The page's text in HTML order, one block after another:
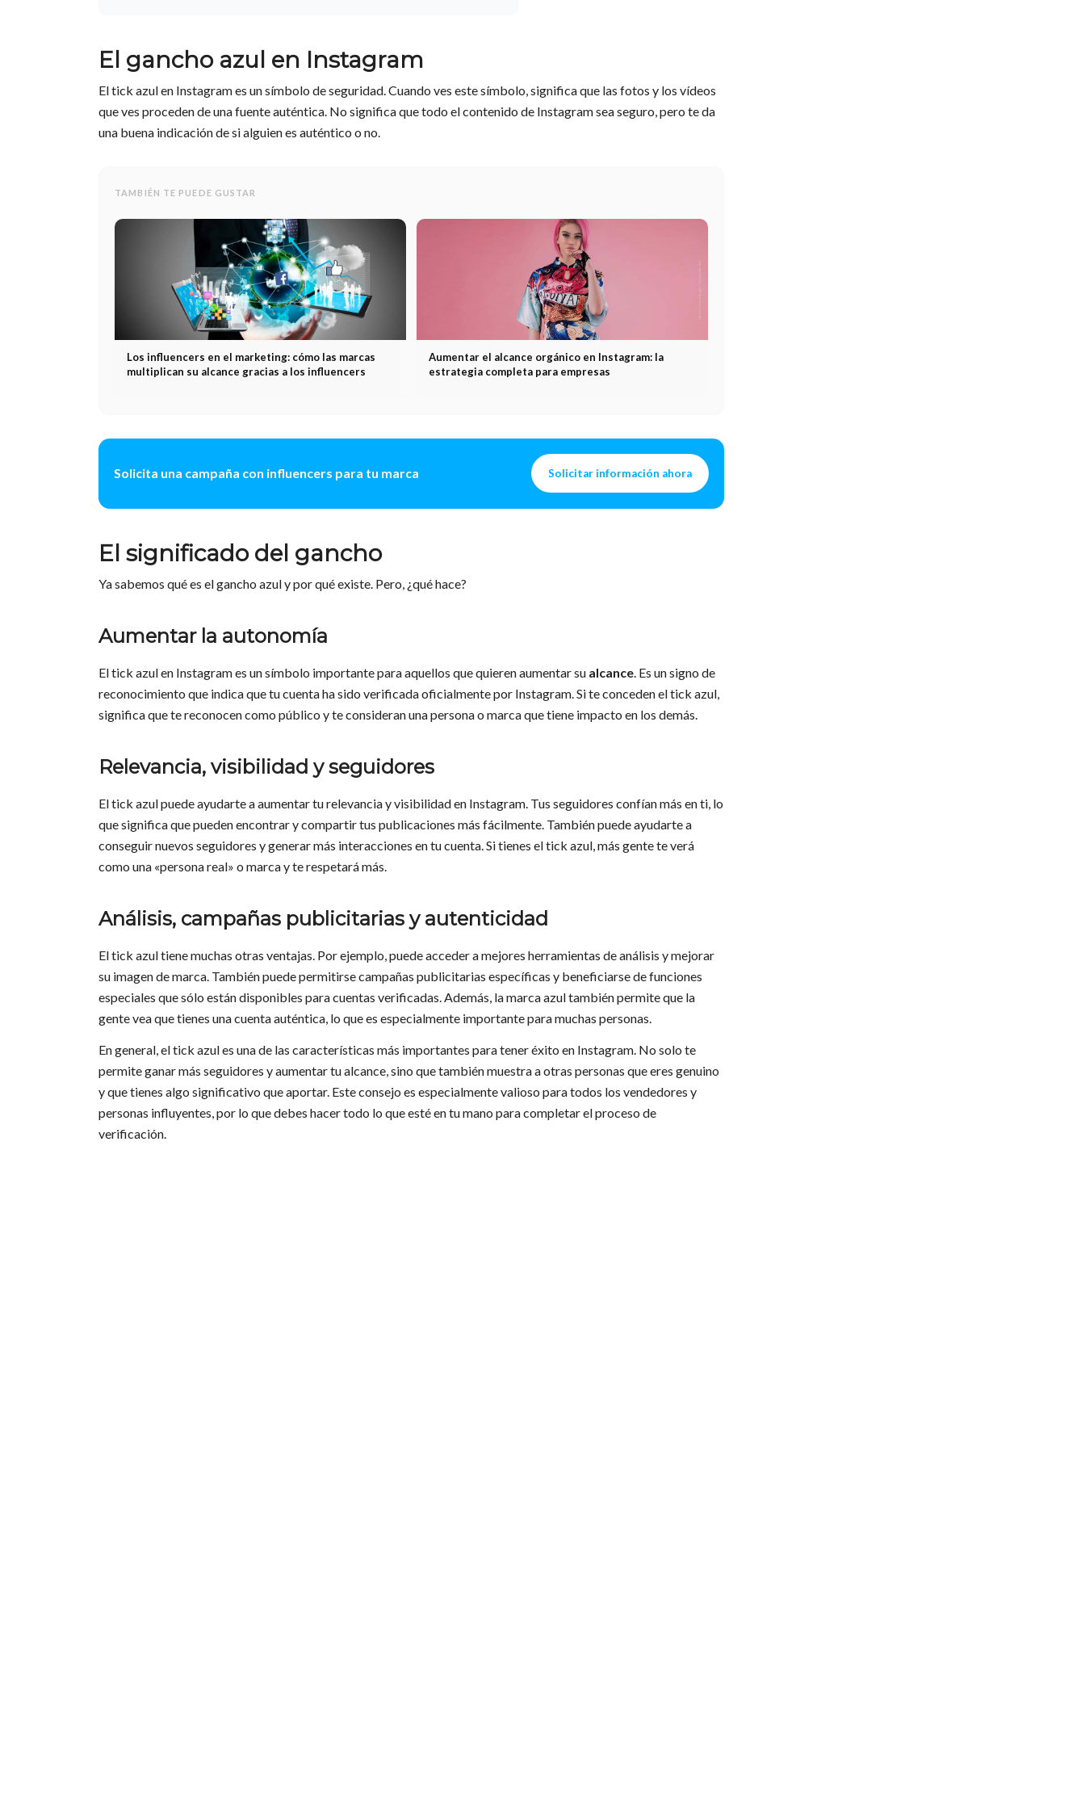
El gancho azul en Instagram
El tick azul en Instagram es un símbolo de seguridad. Cuando ves este símbolo, significa que las fotos y los vídeos
que ves proceden de una fuente auténtica. No significa que todo el contenido de Instagram sea seguro, pero te da
una buena indicación de si alguien es auténtico o no.
TAMBIÉN TE PUEDE GUSTAR
Los influencers en el marketing: cómo las marcas
multiplican su alcance gracias a los influencers
Aumentar el alcance orgánico en Instagram: la
estrategia completa para empresas
Solicita una campaña con influencers para tu marca Solicitar información ahora
El significado del gancho
Ya sabemos qué es el gancho azul y por qué existe. Pero, ¿qué hace?
Aumentar la autonomía
El tick azul en Instagram es un símbolo importante para aquellos que quieren aumentar su alcance . Es un signo de
reconocimiento que indica que tu cuenta ha sido verificada oficialmente por Instagram. Si te conceden el tick azul,
significa que te reconocen como público y te consideran una persona o marca que tiene impacto en los demás.
Relevancia, visibilidad y seguidores
El tick azul puede ayudarte a aumentar tu relevancia y visibilidad en Instagram. Tus seguidores confían más en ti, lo
que significa que pueden encontrar y compartir tus publicaciones más fácilmente. También puede ayudarte a
conseguir nuevos seguidores y generar más interacciones en tu cuenta. Si tienes el tick azul, más gente te verá
como una «persona real» o marca y te respetará más.
Análisis, campañas publicitarias y autenticidad
El tick azul tiene muchas otras ventajas. Por ejemplo, puede acceder a mejores herramientas de análisis y mejorar
su imagen de marca. También puede permitirse campañas publicitarias específicas y beneficiarse de funciones
especiales que sólo están disponibles para cuentas verificadas. Además, la marca azul también permite que la
gente vea que tienes una cuenta auténtica, lo que es especialmente importante para muchas personas.
En general, el tick azul es una de las características más importantes para tener éxito en Instagram. No solo te
permite ganar más seguidores y aumentar tu alcance, sino que también muestra a otras personas que eres genuino
y que tienes algo significativo que aportar. Este consejo es especialmente valioso para todos los vendedores y
personas influyentes, por lo que debes hacer todo lo que esté en tu mano para completar el proceso de
verificación.